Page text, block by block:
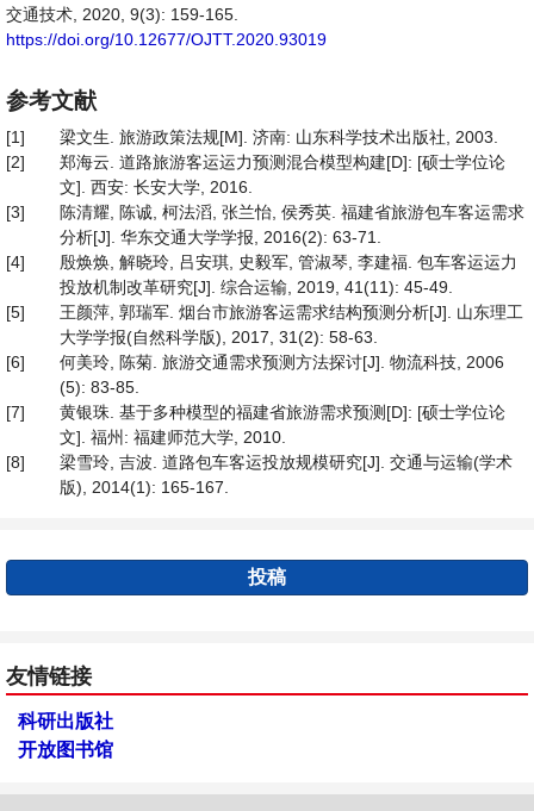
交通技术, 2020, 9(3): 159-165.
https://doi.org/10.12677/OJTT.2020.93019
参考文献
[1]
梁文生. 旅游政策法规[M]. 济南: 山东科学技术出版社, 2003.
[2]
郑海云. 道路旅游客运运力预测混合模型构建[D]: [硕士学位论
文]. 西安: 长安大学, 2016.
[3]
陈清耀, 陈诚, 柯法滔, 张兰怡, 侯秀英. 福建省旅游包车客运需求
分析[J]. 华东交通大学学报, 2016(2): 63-71.
[4]
殷焕焕, 解晓玲, 吕安琪, 史毅军, 管淑琴, 李建福. 包车客运运力
投放机制改革研究[J]. 综合运输, 2019, 41(11): 45-49.
[5]
王颜萍, 郭瑞军. 烟台市旅游客运需求结构预测分析[J]. 山东理工
大学学报(自然科学版), 2017, 31(2): 58-63.
[6]
何美玲, 陈菊. 旅游交通需求预测方法探讨[J]. 物流科技, 2006
(5): 83-85.
[7]
黄银珠. 基于多种模型的福建省旅游需求预测[D]: [硕士学位论
文]. 福州: 福建师范大学, 2010.
[8]
梁雪玲, 吉波. 道路包车客运投放规模研究[J]. 交通与运输(学术
版), 2014(1): 165-167.
投稿
友情链接
科研出版社
开放图书馆